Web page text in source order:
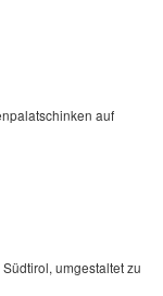
auf
umgestaltet zu